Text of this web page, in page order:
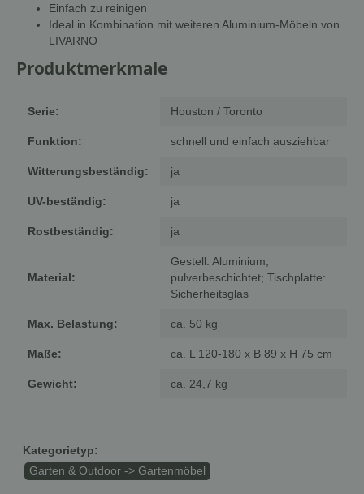
Einfach zu reinigen
Ideal in Kombination mit weiteren Aluminium-Möbeln von
LIVARNO
Produktmerkmale
Serie: Houston / Toronto
Funktion: schnell und einfach ausziehbar
Witterungsbeständig: ja
UV-beständig: ja
Rostbeständig: ja
Material:
Gestell: Aluminium,
pulverbeschichtet; Tischplatte:
Sicherheitsglas
Max. Belastung: ca. 50 kg
Maße: ca. L 120-180 x B 89 x H 75 cm
Gewicht: ca. 24,7 kg
Kategorietyp:
Garten & Outdoor -> Gartenmöbel